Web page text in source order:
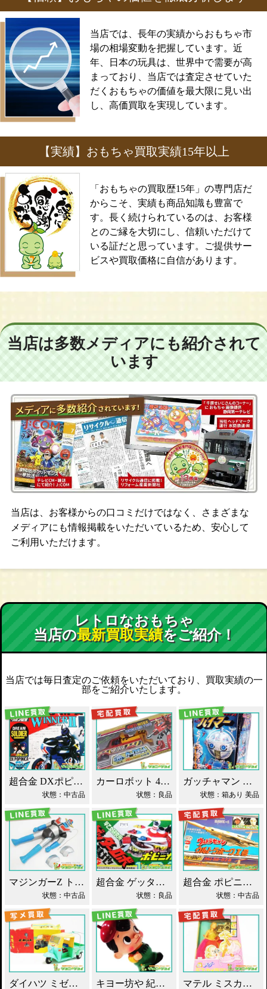
当店では、長年の実績からおもちゃ市
場の相場変動を把握しています。近
年、日本の玩具は、世界中で需要が高
まっており、当店では査定させていた
だくおもちゃの価値を最大限に見い出
し、高価買取を実現しています。
【実績】おもちゃ買取実績15年以上
「おもちゃの買取歴15年」の専門店だ
からこそ、実績も商品知識も豊富で
す。長く続けられているのは、お客様
とのご縁を大切にし、信頼いただけて
いる証だと思っています。ご提供サー
ビスや買取価格に自信があります。
当店は多数メディアにも紹介されて
います
当店は、お客様からの口コミだけではなく、さまざまな
メディアにも情報掲載をいただいているため、安心して
ご利用いただけます。
レトロなおもちゃ
当店の最新買取実績をご紹介！
当店では毎日査定のご依頼をいただいており、買取実績の一
部をご紹介いたします。
超合金 DXポピニカ ウィナア2世 夢戦士ウイングマン PC-46 買取！
状態：中古品
カーロボット 4WD・レッカー車 ダイアクロン買取！
状態：良品
ガッチャマン パイマー DXジャンボマシンダー買取！
状態：箱あり 美品
マジンガーZ トーキング ソフビ マスダヤ買取！
状態：中古品
超合金 ゲッターロボ基地 早乙女研究所 買取！
状態：良品
超合金 ポピニカ ウルトラセブン ウルトラホーク1号 買取！
状態：中古品
ダイハツ ミゼット ブリキ マスダヤ買取！ キヨー坊や 紀陽銀行 店頭用 貯金箱 ソフビ買取！ マテル ミスカメラマン バービー人形 買取！